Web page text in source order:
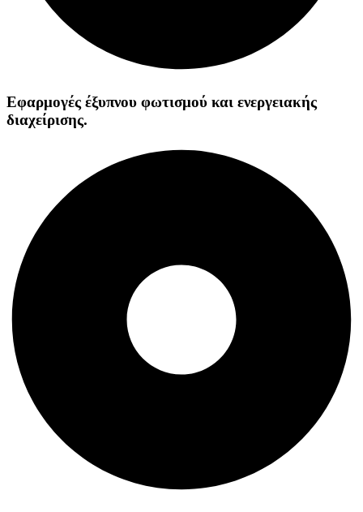
Εφαρμογές έξυπνου φωτισμού και ενεργειακής
διαχείρισης.